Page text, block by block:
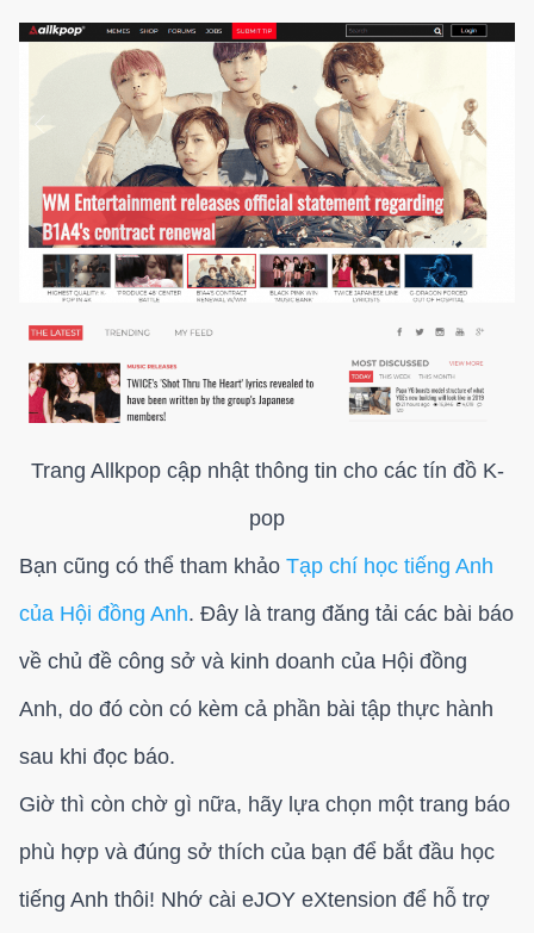
Trang Allkpop cập nhật thông tin cho các tín đồ K-
pop
Bạn cũng có thể tham khảo Tạp chí học tiếng Anh
của Hội đồng Anh. Đây là trang đăng tải các bài báo
về chủ đề công sở và kinh doanh của Hội đồng
Anh, do đó còn có kèm cả phần bài tập thực hành
sau khi đọc báo.
Giờ thì còn chờ gì nữa, hãy lựa chọn một trang báo
phù hợp và đúng sở thích của bạn để bắt đầu học
tiếng Anh thôi! Nhớ cài eJOY eXtension để hỗ trợ